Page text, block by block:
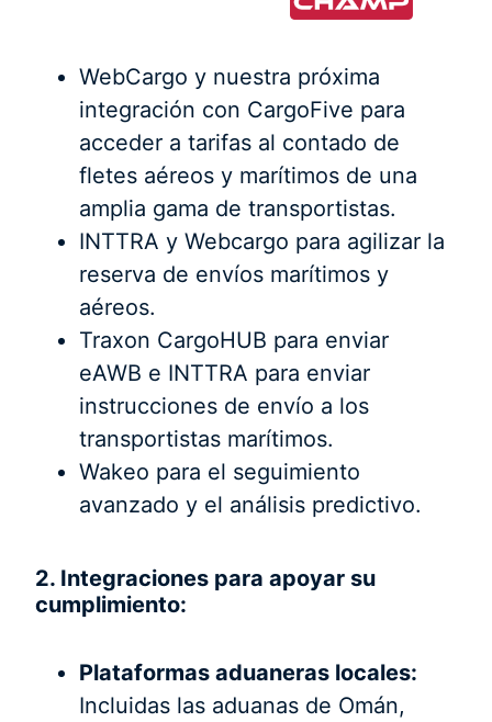
WebCargo y nuestra próxima
integración con CargoFive para
acceder a tarifas al contado de
fletes aéreos y marítimos de una
amplia gama de transportistas.
INTTRA y Webcargo para agilizar la
reserva de envíos marítimos y
aéreos.
Traxon CargoHUB para enviar
eAWB e INTTRA para enviar
instrucciones de envío a los
transportistas marítimos.
Wakeo para el seguimiento
avanzado y el análisis predictivo.
2. Integraciones para apoyar su
cumplimiento:
Plataformas aduaneras locales:
Incluidas las aduanas de Omán,